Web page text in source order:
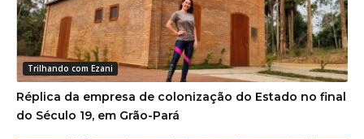
Trilhando com Ezani
Réplica da empresa de colonização do Estado no final
do Século 19, em Grão-Pará